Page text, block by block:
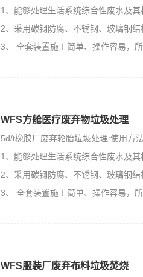
1、能够处理生活系统综合性废水及
2、采用碳钢防腐、不锈钢、玻璃钢
3、 全套装置施工简单、操作容易，
WFS方舱医疗废弃物垃圾处理
5d/t橡胶厂废弃轮胎垃圾处理:使用方
1、能够处理生活系统综合性废水及
2、采用碳钢防腐、不锈钢、玻璃钢
3、 全套装置施工简单、操作容易，
WFS服装厂废弃布料垃圾焚烧